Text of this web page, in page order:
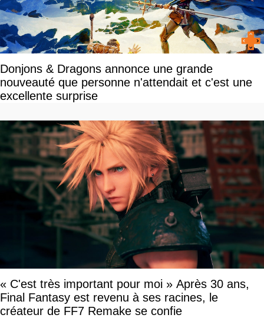
Donjons & Dragons annonce une grande
nouveauté que personne n'attendait et c'est une
excellente surprise
« C'est très important pour moi » Après 30 ans,
Final Fantasy est revenu à ses racines, le
créateur de FF7 Remake se confie